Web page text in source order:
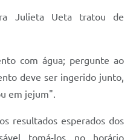
Julieta Ueta tratou de
com água; pergunte ao
deve ser ingerido junto,
em jejum".
resultados esperados dos